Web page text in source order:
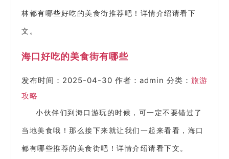
林都有哪些好吃的美食街推荐吧！详情介绍请看下
文。
海口好吃的美食街有哪些
发布时间：2025-04-30 作者：admin 分类： 旅游
攻略
小伙伴们到海口游玩的时候，可一定不要错过了
当地美食哦！那么接下来就让我们一起来看看，海口
都有哪些推荐的美食街吧！详情介绍请看下文。